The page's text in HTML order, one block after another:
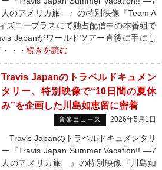
人のアメリカ旅―』の特別映像『Team A
ニープラスにて独占配信中の本番組で
Japanがワールドツアー直後に手にし
・・ 続きを読む
Travis Japanのトラベルドキュメン
タリー、特別映像で“10日間の夏休
み”を企画した川島如恵留に密着
音楽ニュース 2026年5月1日
Travis Japanのトラベルドキュメンタリ
ー『Travis Japan Summer Vacation!! ―7
人のアメリカ旅―』の特別映像『川島如